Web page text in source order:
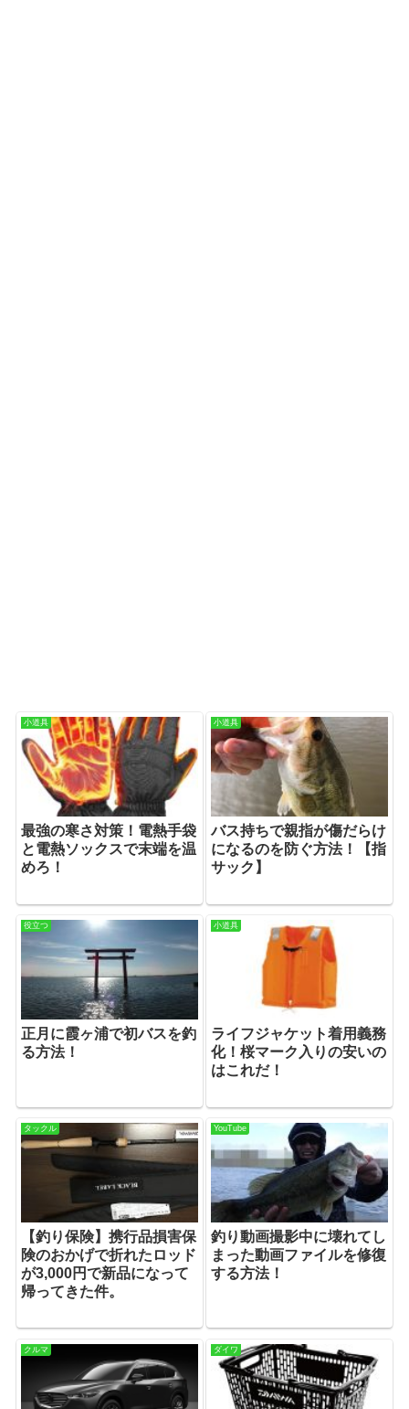
小道具
最強の寒さ対策！電熱手袋
と電熱ソックスで末端を温
めろ！
小道具
バス持ちで親指が傷だらけ
になるのを防ぐ方法！【指
サック】
役立つ
正月に霞ヶ浦で初バスを釣
る方法！
小道具
ライフジャケット着用義務
化！桜マーク入りの安いの
はこれだ！
タックル
【釣り保険】携行品損害保
険のおかげで折れたロッド
が3,000円で新品になって
帰ってきた件。
YouTube
釣り動画撮影中に壊れてし
まった動画ファイルを修復
する方法！
クルマ ダイワ